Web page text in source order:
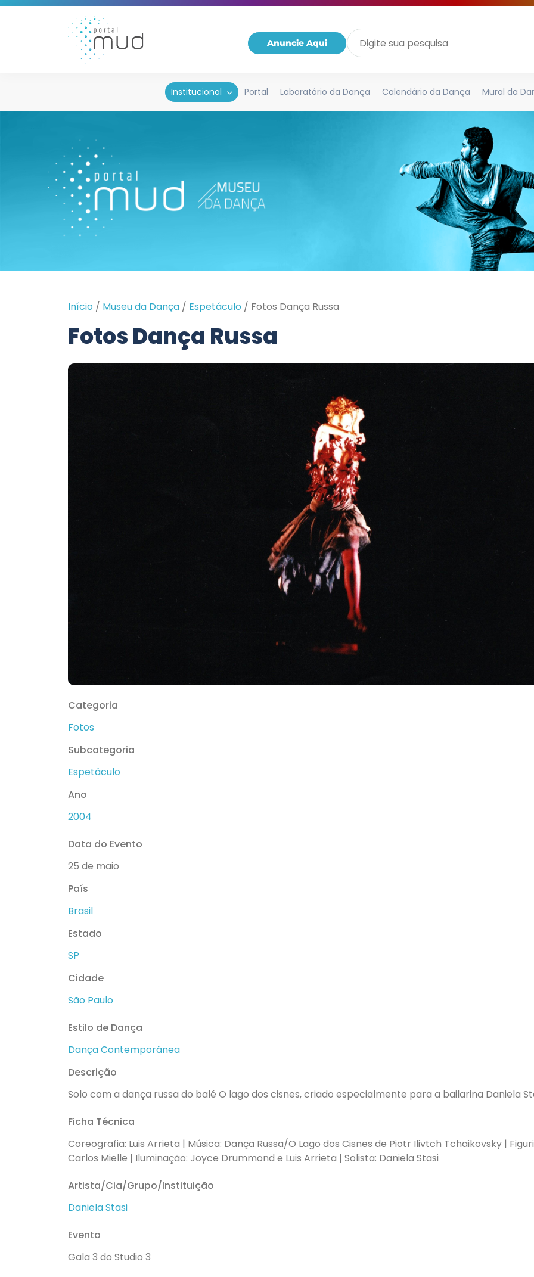
Anuncie Aqui
Institucional Portal Laboratório da Dança Calendário da Dança Mural da
Início / Museu da Dança / Espetáculo / Fotos Dança Russa
Fotos Dança Russa
Categoria
Fotos
Subcategoria
Espetáculo
Ano
2004
Data do Evento
25 de maio
País
Brasil
Estado
SP
Cidade
São Paulo
Estilo de Dança
Dança Contemporânea
Descrição
Solo com a dança russa do balé O lago dos cisnes, criado especialmente para a bailarina Daniela
Ficha Técnica
Coreografia: Luis Arrieta | Música: Dança Russa/O Lago dos Cisnes de Piotr Ilivtch Tchaikovsky |
Carlos Mielle | Iluminação: Joyce Drummond e Luis Arrieta | Solista: Daniela Stasi
Artista/Cia/Grupo/Instituição
Daniela Stasi
Evento
Gala 3 do Studio 3